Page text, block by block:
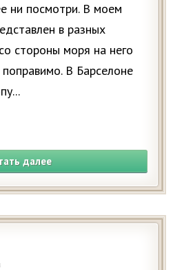
ни посмотри. В моем
в разных
стороны моря на него
В Барселоне
далее